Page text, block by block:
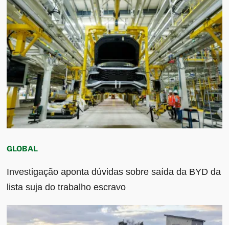
GLOBAL
Investigação aponta dúvidas sobre saída da BYD da
lista suja do trabalho escravo